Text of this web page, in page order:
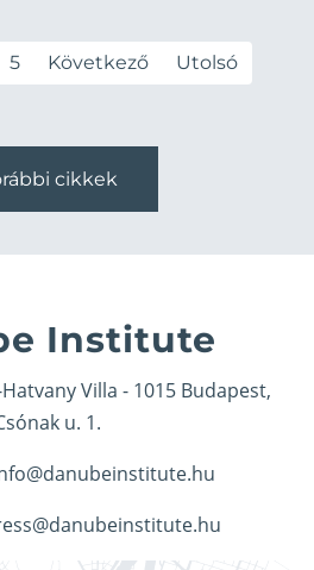
5 Következő Utolsó
cikkek
Institute
Villa - 1015 Budapest,
u. 1.